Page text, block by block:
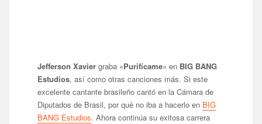
Jefferson Xavier graba «Purifícame» en BIG BANG
Estudios, así como otras canciones más. Si este
excelente cantante brasileño cantó en la Cámara de
Diputados de Brasil, por qué no iba a hacerlo en BIG
BANG Estudios. Ahora continúa su exitosa carrera